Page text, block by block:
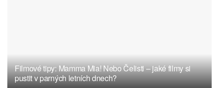
Filmové tipy: Mamma Mia! Nebo Čelisti – jaké filmy si
pustit v parných letních dnech?